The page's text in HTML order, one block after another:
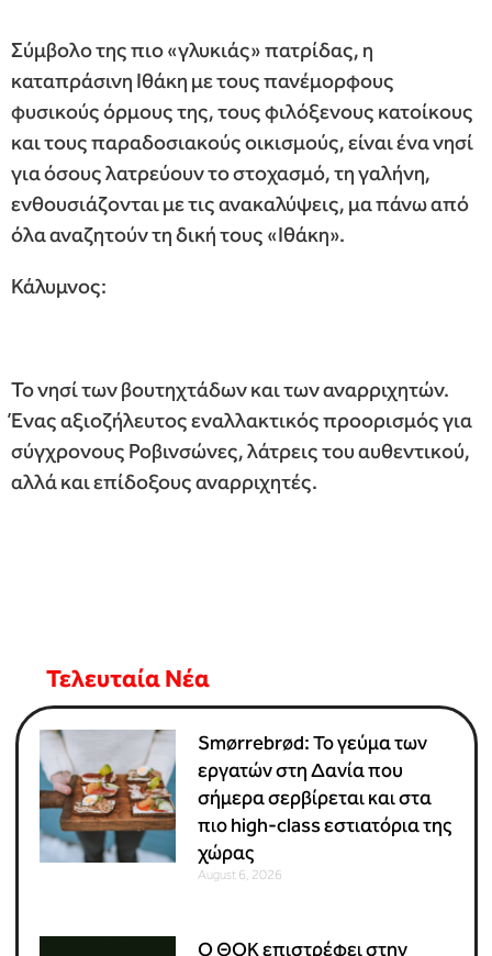
Σύμβολο της πιο «γλυκιάς» πατρίδας, η
καταπράσινη Ιθάκη με τους πανέμορφους
φυσικούς όρμους της, τους φιλόξενους κατοίκους
και τους παραδοσιακούς οικισμούς, είναι ένα νησί
για όσους λατρεύουν το στοχασμό, τη γαλήνη,
ενθουσιάζονται με τις ανακαλύψεις, μα πάνω από
όλα αναζητούν τη δική τους «Ιθάκη».
Κάλυμνος:
Το νησί των βουτηχτάδων και των αναρριχητών.
Ένας αξιοζήλευτος εναλλακτικός προορισμός για
σύγχρονους Ροβινσώνες, λάτρεις του αυθεντικού,
αλλά και επίδοξους αναρριχητές.
Τελευταία Νέα
Smørrebrød: Το γεύμα των
εργατών στη Δανία που
σήμερα σερβίρεται και στα
πιο high-class εστιατόρια της
χώρας
August 6, 2026
Ο ΘΟΚ επιστρέφει στην